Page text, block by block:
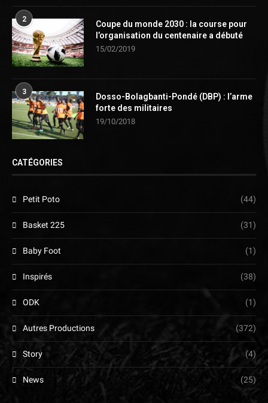
2
Coupe du monde 2030 : la course pour
l’organisation du centenaire a débuté
15/02/2019
3
Dosso-Bolagbanti-Pondé (DBP) : l’arme
forte des militaires
19/10/2018
CATÉGORIES
Petit Poto (44)
Basket 225 (31)
Baby Foot (1)
Inspirés (38)
ODK (1)
Autres Productions (372)
Story (4)
News (25)